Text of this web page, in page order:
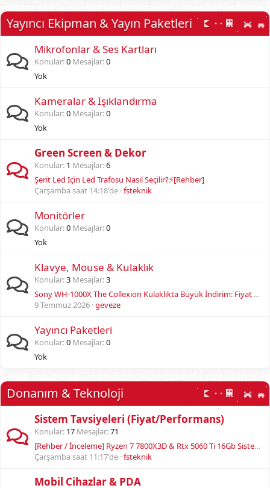
Yayıncı Ekipman & Yayın Paketleri
Mikrofonlar & Ses Kartları
Konular 0 Mesajlar 0
Yok
Kameralar & Işıklandırma
Konular 0 Mesajlar 0
Yok
Green Screen & Dekor
Konular 1 Mesajlar 6
Şerit Led Için Led Trafosu Nasıl Seçilir?⚡[Rehber]
Çarşamba saat 14:18'de fsteknik
Monitörler
Konular 0 Mesajlar 0
Yok
Klavye, Mouse & Kulaklık
Konular 3 Mesajlar 3
Sony WH-1000X The Collexion Kulaklıkta Büyük İndirim: Fiyat Avantajı Yakalayın!
9 Temmuz 2026 geveze
Yayıncı Paketleri
Konular 0 Mesajlar 0
Yok
Donanım & Teknoloji
Sistem Tavsiyeleri (Fiyat/Performans)
Konular 17 Mesajlar 71
[Rehber / İnceleme] Ryzen 7 7800X3D & Rtx 5060 Ti 16Gb Sistem Toplama
Çarşamba saat 11:17'de fsteknik
Mobil Cihazlar & PDA